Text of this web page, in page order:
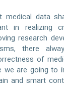
data
in realizing
research
there
of
we are going to
and smart